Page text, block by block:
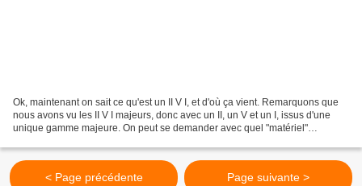
Ok, maintenant on sait ce qu'est un II V I, et d'où ça vient. Remarquons que
nous avons vu les II V I majeurs, donc avec un II, un V et un I, issus d'une
unique gamme majeure. On peut se demander avec quel "matériel"
< Page précédente Page suivante >